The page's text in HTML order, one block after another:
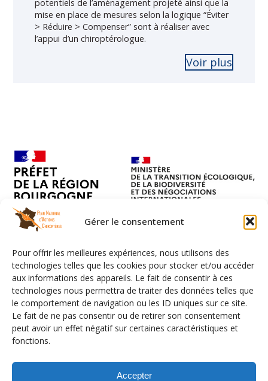
Gérer le consentement
Pour offrir les meilleures expériences, nous utilisons des
technologies telles que les cookies pour stocker et/ou accéder
aux informations des appareils. Le fait de consentir à ces
technologies nous permettra de traiter des données telles que
le comportement de navigation ou les ID uniques sur ce site.
Le fait de ne pas consentir ou de retirer son consentement
peut avoir un effet négatif sur certaines caractéristiques et
fonctions.
Accepter
potentiels de l’aménagement projeté ainsi que la
mise en place de mesures selon la logique “Éviter
> Réduire > Compenser” sont à réaliser avec
l’appui d’un chiroptérologue.
Voir plus
Mention légales
Données personnelles